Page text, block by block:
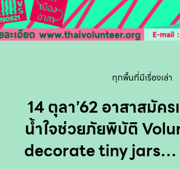
ทุกพื้นที่มีเรื่องเล่า
14 ตุลา’62 อาสาสมัค
น้ำใจช่วยภัยพิบัติ
decorate tiny jars…